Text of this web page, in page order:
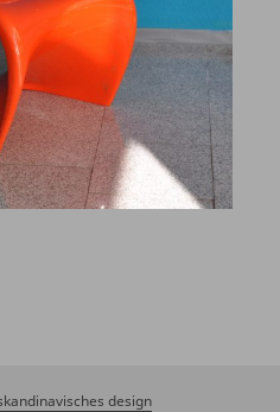
design